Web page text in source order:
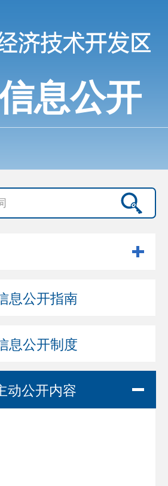
息公开
息公开指南
息公开制度
动公开内容